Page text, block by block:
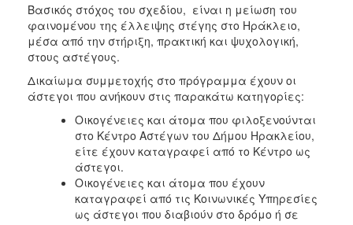
ΔΗΜΟΣ
ΠΟΛΙΤΙΣΜΟΣ
Βασικός στόχος του σχεδίου, είναι η μείωση του
φαινομένου της έλλειψης στέγης στο Ηράκλειο,
μέσα από την στήριξη, πρακτική και ψυχολογική,
στους αστέγους.
Δικαίωμα συμμετοχής στο πρόγραμμα έχουν οι
άστεγοι που ανήκουν στις παρακάτω κατηγορίες:
Οικογένειες και άτομα που φιλοξενούνται
στο Κέντρο Αστέγων του Δήμου Ηρακλείου,
είτε έχουν καταγραφεί από το Κέντρο ως
άστεγοι.
Οικογένειες και άτομα που έχουν
καταγραφεί από τις Κοινωνικές Υπηρεσίες
ως άστεγοι που διαβιούν στο δρόμο ή σε